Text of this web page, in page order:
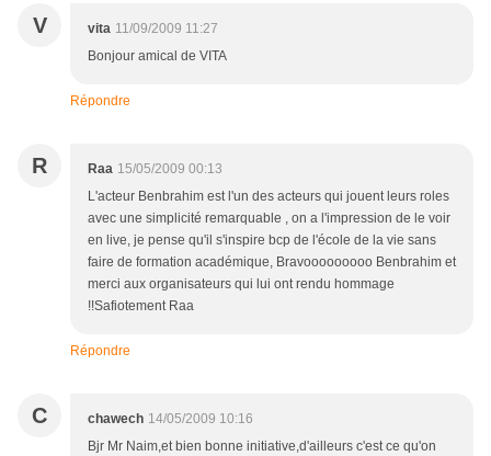
V vita 11/09/2009 11:27
Bonjour amical de VITA
Répondre
R Raa 15/05/2009 00:13
L'acteur Benbrahim est l'un des acteurs qui jouent leurs roles
avec une simplicité remarquable , on a l'impression de le voir
en live, je pense qu'il s'inspire bcp de l'école de la vie sans
faire de formation académique, Bravooooooooo Benbrahim et
merci aux organisateurs qui lui ont rendu hommage
!!Safiotement Raa
Répondre
C chawech 14/05/2009 10:16
Bjr Mr Naim,et bien bonne initiative,d'ailleurs c'est ce qu'on